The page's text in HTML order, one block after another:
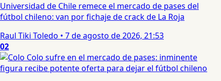
Universidad de Chile remece el mercado de pases del
fútbol chileno: van por fichaje de crack de La Roja
Raul Tiki Toledo • 7 de agosto de 2026, 21:53
02